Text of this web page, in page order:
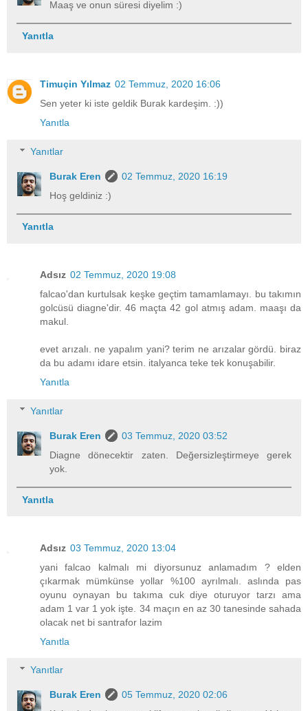
Maaş ve onun süresi diyelim :)
Yanıtla
Timuçin Yılmaz 02 Temmuz, 2020 16:06
Sen yeter ki iste geldik Burak kardeşim. :))
Yanıtla
Yanıtlar
Burak Eren
02 Temmuz, 2020 16:19
Hoş geldiniz :)
Yanıtla
Adsız 02 Temmuz, 2020 19:08
falcao'dan kurtulsak keşke geçtim tamamlamayı. bu takımın
golcüsü diagne'dir. 46 maçta 42 gol atmış adam. maaşı da
makul.
evet arızalı. ne yapalım yani? terim ne arızalar gördü. biraz
da bu adamı idare etsin. italyanca teke tek konuşabilir.
Yanıtla
Yanıtlar
Burak Eren
03 Temmuz, 2020 03:52
Diagne dönecektir zaten. Değersizleştirmeye gerek
yok.
Yanıtla
Adsız 03 Temmuz, 2020 13:04
yani falcao kalmalı mi diyorsunuz anlamadım ? elden
çıkarmak mümkünse yollar %100 ayrılmalı. aslında pas
oyunu oynayan bu takıma cuk diye oturuyor tarzı ama
adam 1 var 1 yok işte. 34 maçın en az 30 tanesinde sahada
olacak net bi santrafor lazim
Yanıtla
Yanıtlar
Burak Eren
05 Temmuz, 2020 02:06